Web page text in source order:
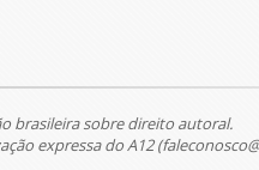
brasileira sobre direito autoral.
expressa do A12